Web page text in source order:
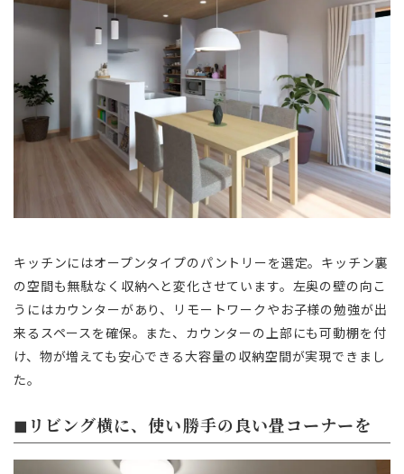
キッチンにはオープンタイプのパントリーを選定。キッチン裏
の空間も無駄なく収納へと変化させています。左奥の壁の向こ
うにはカウンターがあり、リモートワークやお子様の勉強が出
来るスペースを確保。また、カウンターの上部にも可動棚を付
け、物が増えても安心できる大容量の収納空間が実現できまし
た。
◼︎リビング横に、使い勝手の良い畳コーナーを